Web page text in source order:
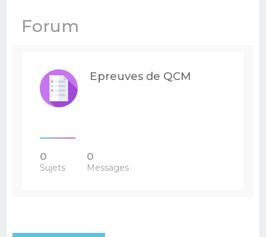
Forum
Epreuves de QCM
0
Sujets
0
Messages